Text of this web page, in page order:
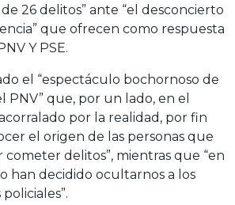
26 delitos” ante “el desconcierto
que ofrecen como respuesta
Y PSE.
el “espectáculo bochornoso de
PNV” que, por un lado, en el
por la realidad, por fin
el origen de las personas que
cometer delitos”, mientras que “en
han decidido ocultarnos a los